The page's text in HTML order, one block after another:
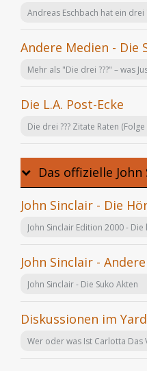
Andere Medien - Die
Die L.A. Post-Ecke
Die drei ??? Zitate Raten (Folge
Das offizielle
John Sinclair - Die
John Sinclair Edition 2000 -
John Sinclair -
John Sinclair - Die Suko Akten
Diskussionen im Yard